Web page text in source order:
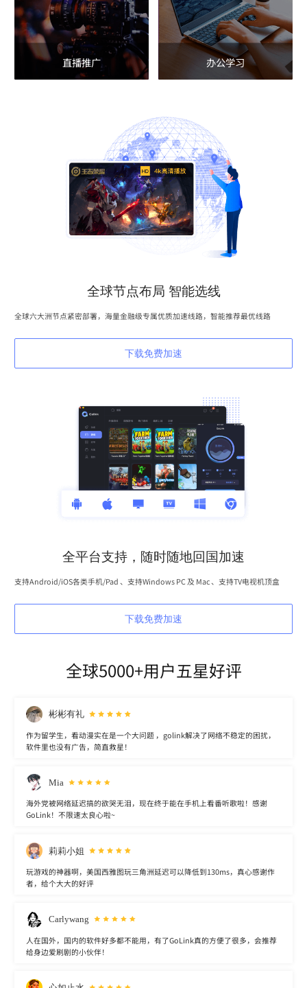
直播推广 办公学习
全球节点布局 智能选线
全球六大洲节点紧密部署，海量金融级专属优质加速线路，智能推荐最优线路
下载免费加速
全平台支持，随时随地回国加速
支持Android/iOS各类手机/Pad 、支持Windows PC 及 Mac 、支持TV电视机顶盒
下载免费加速
全球5000+用户五星好评
彬彬有礼
作为留学生，看动漫实在是一个大问题 ，golink解决了网络不稳定的困扰，
软件里也没有广告，简直救星！
Mia
海外党被网络延迟搞的欲哭无泪，现在终于能在手机上看番听歌啦！感谢
GoLink！不限速太良心啦~
莉莉小姐
玩游戏的神器啊，美国西雅图玩三角洲延迟可以降低到130ms，真心感谢作
者，给个大大的好评
Carlywang
人在国外，国内的软件好多都不能用，有了GoLink真的方便了很多，会推荐
给身边爱刷剧的小伙伴！